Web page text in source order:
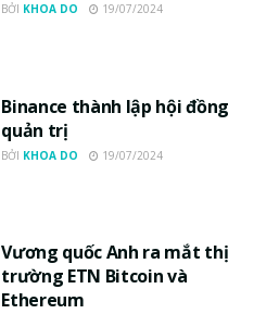
BỞI KHOA DO 19/07/2024
Binance thành lập hội đồng
quản trị
BỞI KHOA DO 19/07/2024
Vương quốc Anh ra mắt thị
trường ETN Bitcoin và
Ethereum